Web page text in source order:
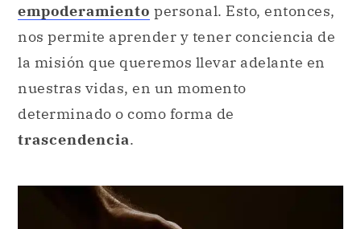
empoderamiento personal. Esto, entonces,
nos permite aprender y tener conciencia de
la misión que queremos llevar adelante en
nuestras vidas, en un momento
determinado o como forma de
trascendencia.